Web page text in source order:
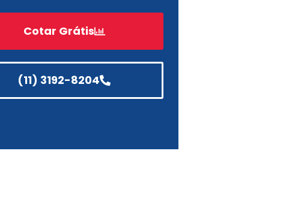
Cotar Grátis
(11) 3192-8204